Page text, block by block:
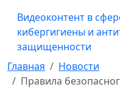
Видеоконтент в
кибергигиены и
защищенности
Главная
Новости
Правила